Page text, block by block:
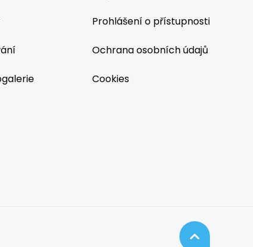
Prohlášení o přístupnosti
Ochrana osobních údajů
Cookies